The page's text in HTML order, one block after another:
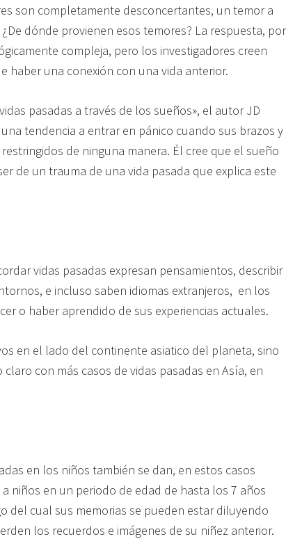
son completamente desconcertantes, un temor a
dónde provienen esos temores? La respuesta, por
compleja, pero los investigadores creen
haber una conexión con una vida anterior.
pasadas a través de los sueños», el autor JD
tendencia a entrar en pánico cuando sus brazos y
de ninguna manera. Él cree que el sueño
de un trauma de una vida pasada que explica este
vidas pasadas expresan pensamientos, describir
e incluso saben idiomas extranjeros, en los
o haber aprendido de sus experiencias actuales.
en el lado del continente asiatico del planeta, sino
con más casos de vidas pasadas en Asía, en
en los niños también se dan, en estos casos
niños en un periodo de edad de hasta los 7 años
del cual sus memorias se pueden estar diluyendo
los recuerdos e imágenes de su niñez anterior.